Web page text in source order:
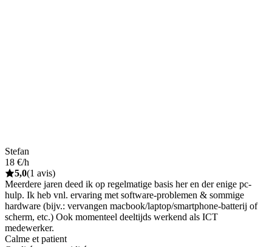
Stefan
18 €/h
5,0(1 avis)
Meerdere jaren deed ik op regelmatige basis her en der enige pc-
hulp. Ik heb vnl. ervaring met software-problemen & sommige
hardware (bijv.: vervangen macbook/laptop/smartphone-batterij of
scherm, etc.) Ook momenteel deeltijds werkend als ICT
medewerker.
Calme et patient